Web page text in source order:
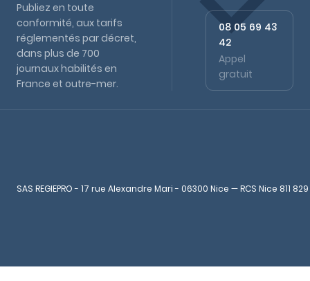
Publiez en toute
conformité, aux tarifs
réglementés par décret,
dans plus de 700
journaux habilités en
France et outre-mer.
08 05 69 43
42
Appel
gratuit
SAS REGIEPRO - 17 rue Alexandre Mari - 06300 Nice — RCS Nice 811